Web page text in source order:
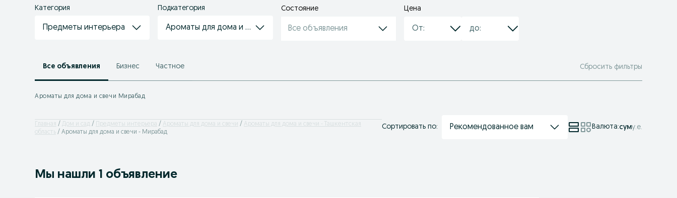
Категория
Предметы интерьера
Подкатегория
Ароматы для дома и свечи
Состояние
Все объявления
Цена
Все объявления Бизнес Частное Сбросить фильтры
Ароматы для дома и свечи Мирабад
Главная Дом и сад Предметы интерьера Ароматы для дома и свечи
Ароматы для дома и свечи - Ташкентская
область
Ароматы для дома и свечи - Мирабад
Сортировать по: Рекомендованное вам Валюта:суму.е.
Мы нашли 1 объявление